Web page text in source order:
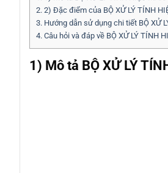
2. 2) Đặc điểm của BỘ XỬ LÝ TÍNH
3. Hướng dẫn sử dụng chi tiết BỘ XỬ
4. Câu hỏi và đáp về BỘ XỬ LÝ TÍNH
1) Mô tả BỘ XỬ LÝ